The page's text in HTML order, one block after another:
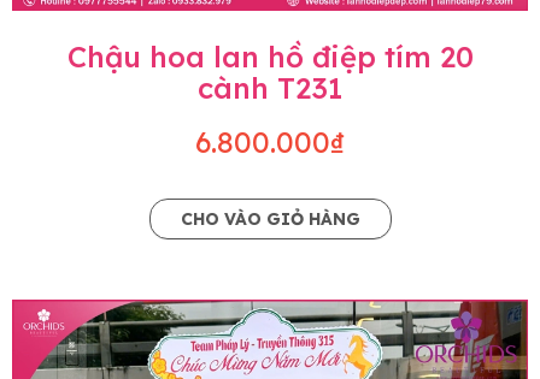
Chậu hoa lan hồ điệp tím 20
cành T231
6.800.000₫
CHO VÀO GIỎ HÀNG